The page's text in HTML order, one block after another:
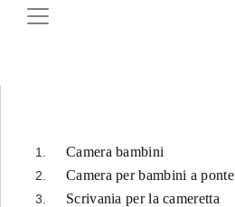
Camera bambini
Camera per bambini a ponte
Scrivania per la cameretta